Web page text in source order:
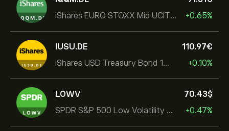
iShares EURO STOXX Mid UCITS ETF
+0.65%
IUSU.DE
iShares USD Treasury Bond 1-3yr UCITS ETF
110.97‎€‎
+0.10%
LOWV
SPDR S&P 500 Low Volatility UCITS ETF
70.43‎$‎
+0.47%